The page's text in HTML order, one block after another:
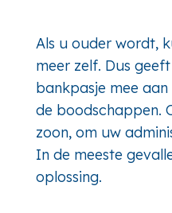
Als u ouder wordt,
meer zelf. Dus
bankpasje mee
de boodschappen.
zoon, om uw
In de meeste
oplossing.